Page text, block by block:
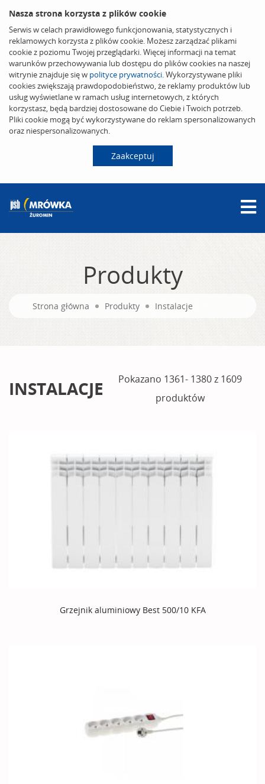
Nasza strona korzysta z plików cookie
Serwis w celach prawidłowego funkcjonowania, statystycznych i
reklamowych korzysta z plików cookie. Możesz zarządzać plikami
cookie z poziomu Twojej przeglądarki. Więcej informacji na temat
warunków przechowywania lub dostępu do plików cookies na naszej
witrynie znajduje się w polityce prywatności. Wykorzystywane pliki
cookies zwiększają prawdopodobieństwo, że reklamy produktów lub
usług wyświetlane w ramach usług internetowych, z których
korzystasz, będą bardziej dostosowane do Ciebie i Twoich potrzeb.
Pliki cookie mogą być wykorzystywane do reklam spersonalizowanych
oraz niespersonalizowanych.
Zaakceptuj
Produkty
Strona główna Produkty Instalacje
INSTALACJE
Pokazano 1361- 1380 z 1609
produktów
Grzejnik aluminiowy Best 500/10 KFA